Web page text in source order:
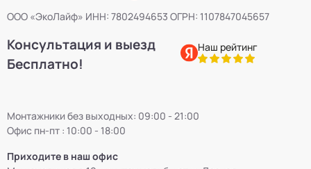
ООО «ЭкоЛайф» ИНН: 7802494653 ОГРН: 1107847045657
Консультация и выезд
Бесплатно!
Наш рейтинг
Монтажники без выходных: 09:00 - 21:00
Офис пн-пт : 10:00 - 18:00
Приходите в наш офис